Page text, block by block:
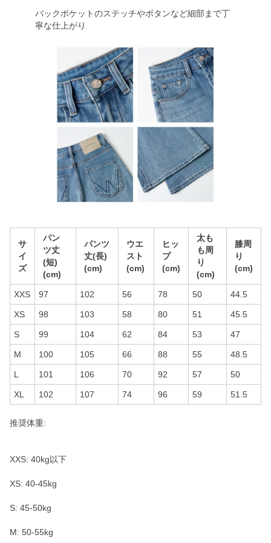
バックポケットのステッチやボタンなど細部まで丁
寧な仕上がり
サ
イ
ズ
パン
ツ丈
(短)
(cm)
パンツ
丈(長)
(cm)
ウエ
スト
(cm)
ヒッ
プ
(cm)
太も
も周
り
(cm)
膝周
り
(cm)
XXS 97 102 56 78 50 44.5
XS 98 103 58 80 51 45.5
S 99 104 62 84 53 47
M 100 105 66 88 55 48.5
L 101 106 70 92 57 50
XL 102 107 74 96 59 51.5
推奨体重:
XXS: 40kg以下
XS: 40-45kg
S: 45-50kg
M: 50-55kg